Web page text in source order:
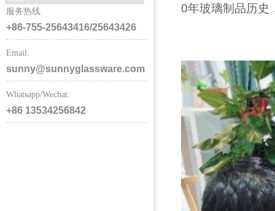
服务热线
+86-755-25643416/25643426
Email:
sunny@sunnyglassware.com
Whatsapp/Wechat:
+86 13534256842
0年玻璃制品历史